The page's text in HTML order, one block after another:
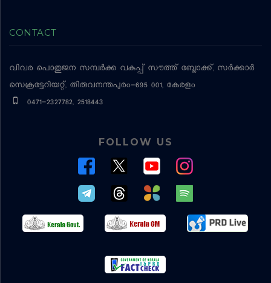
CONTACT
വിവര പൊതുജന സമ്പര്‍ക്ക വകുപ്പ് സൗത്ത് ബ്ലോക്ക്, സര്‍ക്കാര്‍
സെക്രട്ടേറിയറ്റ്, തിരുവനന്തപുരം-695 001, കേരളം
0471-2327782, 2518443
FOLLOW US